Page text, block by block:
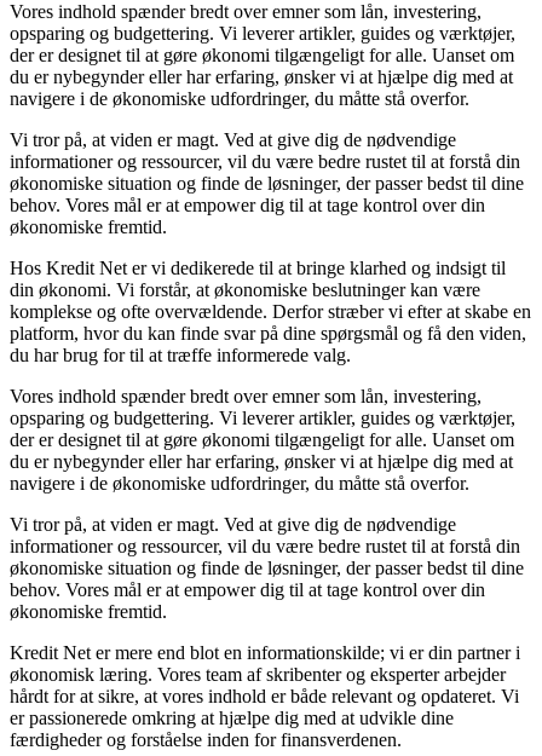
Vores indhold spænder bredt over emner som lån, investering,
opsparing og budgettering. Vi leverer artikler, guides og værktøjer,
der er designet til at gøre økonomi tilgængeligt for alle. Uanset om
du er nybegynder eller har erfaring, ønsker vi at hjælpe dig med at
navigere i de økonomiske udfordringer, du måtte stå overfor.
Vi tror på, at viden er magt. Ved at give dig de nødvendige
informationer og ressourcer, vil du være bedre rustet til at forstå din
økonomiske situation og finde de løsninger, der passer bedst til dine
behov. Vores mål er at empower dig til at tage kontrol over din
økonomiske fremtid.
Hos Kredit Net er vi dedikerede til at bringe klarhed og indsigt til
din økonomi. Vi forstår, at økonomiske beslutninger kan være
komplekse og ofte overvældende. Derfor stræber vi efter at skabe en
platform, hvor du kan finde svar på dine spørgsmål og få den viden,
du har brug for til at træffe informerede valg.
Vores indhold spænder bredt over emner som lån, investering,
opsparing og budgettering. Vi leverer artikler, guides og værktøjer,
der er designet til at gøre økonomi tilgængeligt for alle. Uanset om
du er nybegynder eller har erfaring, ønsker vi at hjælpe dig med at
navigere i de økonomiske udfordringer, du måtte stå overfor.
Vi tror på, at viden er magt. Ved at give dig de nødvendige
informationer og ressourcer, vil du være bedre rustet til at forstå din
økonomiske situation og finde de løsninger, der passer bedst til dine
behov. Vores mål er at empower dig til at tage kontrol over din
økonomiske fremtid.
Kredit Net er mere end blot en informationskilde; vi er din partner i
økonomisk læring. Vores team af skribenter og eksperter arbejder
hårdt for at sikre, at vores indhold er både relevant og opdateret. Vi
er passionerede omkring at hjælpe dig med at udvikle dine
færdigheder og forståelse inden for finansverdenen.